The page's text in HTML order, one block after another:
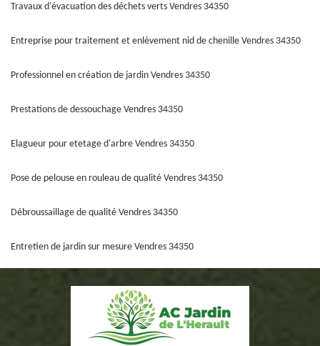
Travaux d'évacuation des déchets verts Vendres 34350
Entreprise pour traitement et enlèvement nid de chenille Vendres 34350
Professionnel en création de jardin Vendres 34350
Prestations de dessouchage Vendres 34350
Elagueur pour etetage d'arbre Vendres 34350
Pose de pelouse en rouleau de qualité Vendres 34350
Débroussaillage de qualité Vendres 34350
Entretien de jardin sur mesure Vendres 34350